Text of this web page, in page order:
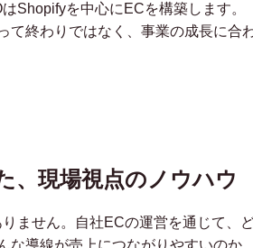
Shopifyを中心にECを構築します。
て終わりではなく、事業の成長に合
、現場視点のノウハウ
ません。自社ECの運営を通じて、
な導線が売上につながりやすいのか